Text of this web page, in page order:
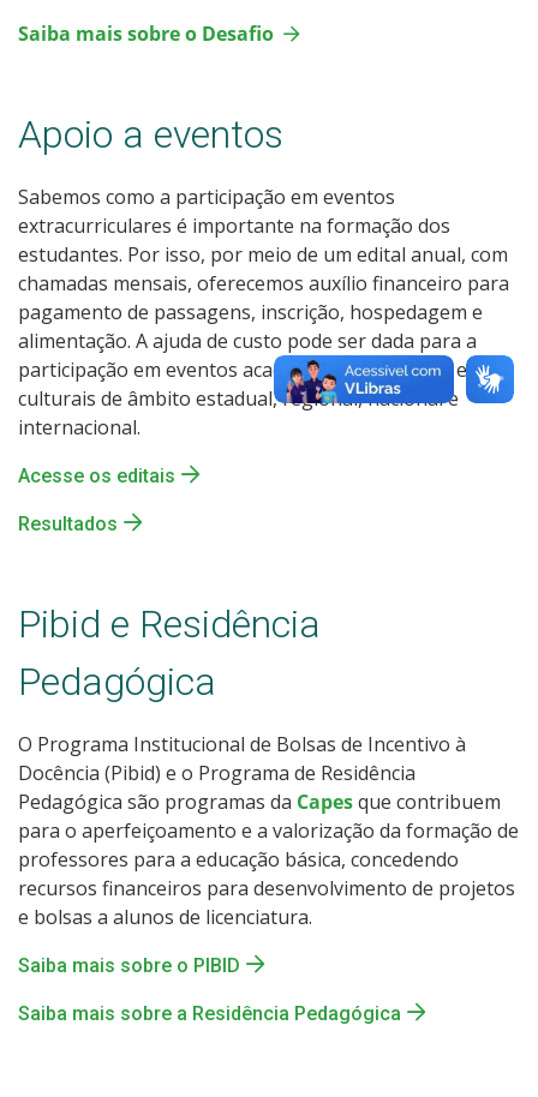
Saiba mais sobre o Desafio
Apoio a eventos
Sabemos como a participação em eventos
extracurriculares é importante na formação dos
estudantes. Por isso, por meio de um edital anual, com
chamadas mensais, oferecemos auxílio financeiro para
pagamento de passagens, inscrição, hospedagem e
alimentação. A ajuda de custo pode ser dada para a
participação em eventos acadêmicos, esportivos e/ou
culturais de âmbito estadual, regional, nacional e
internacional.
Acesse os editais
Resultados
Pibid e Residência
Pedagógica
O Programa Institucional de Bolsas de Incentivo à
Docência (Pibid) e o Programa de Residência
Pedagógica são programas da Capesque contribuem
para o aperfeiçoamento e a valorização da formação de
professores para a educação básica, concedendo
recursos financeiros para desenvolvimento de projetos
e bolsas a alunos de licenciatura.
Saiba mais sobre o PIBID
Saiba mais sobre a Residência Pedagógica